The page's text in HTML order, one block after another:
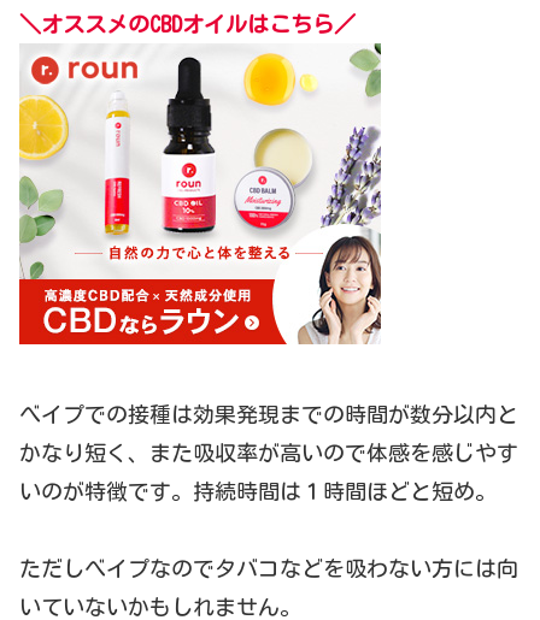
＼オススメのCBDオイルはこちら／
べイプでの接種は効果発現までの時間が数分以内と
かなり短く、また吸収率が高いので体感を感じやす
いのが特徴です。持続時間は１時間ほどと短め。
ただしべイプなのでタバコなどを吸わない方には向
いていないかもしれません。